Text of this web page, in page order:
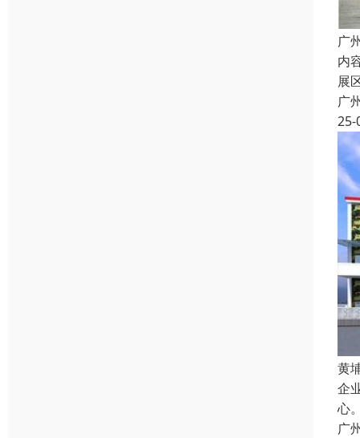
广
内
展
广
25-
黄
企
心
广